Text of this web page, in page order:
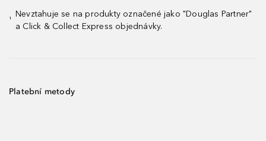
¹
Nevztahuje se na produkty označené jako "Douglas Partner"
a Click & Collect Express objednávky.
Platební metody